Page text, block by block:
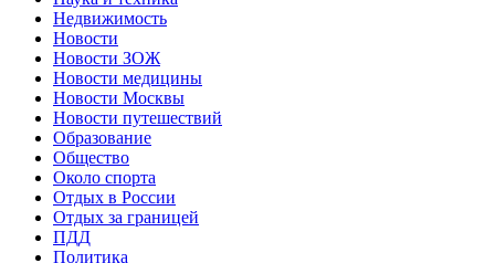
Недвижимость
Новости
Новости ЗОЖ
Новости медицины
Новости Москвы
Новости путешествий
Образование
Общество
Около спорта
Отдых в России
Отдых за границей
ПДД
Политика